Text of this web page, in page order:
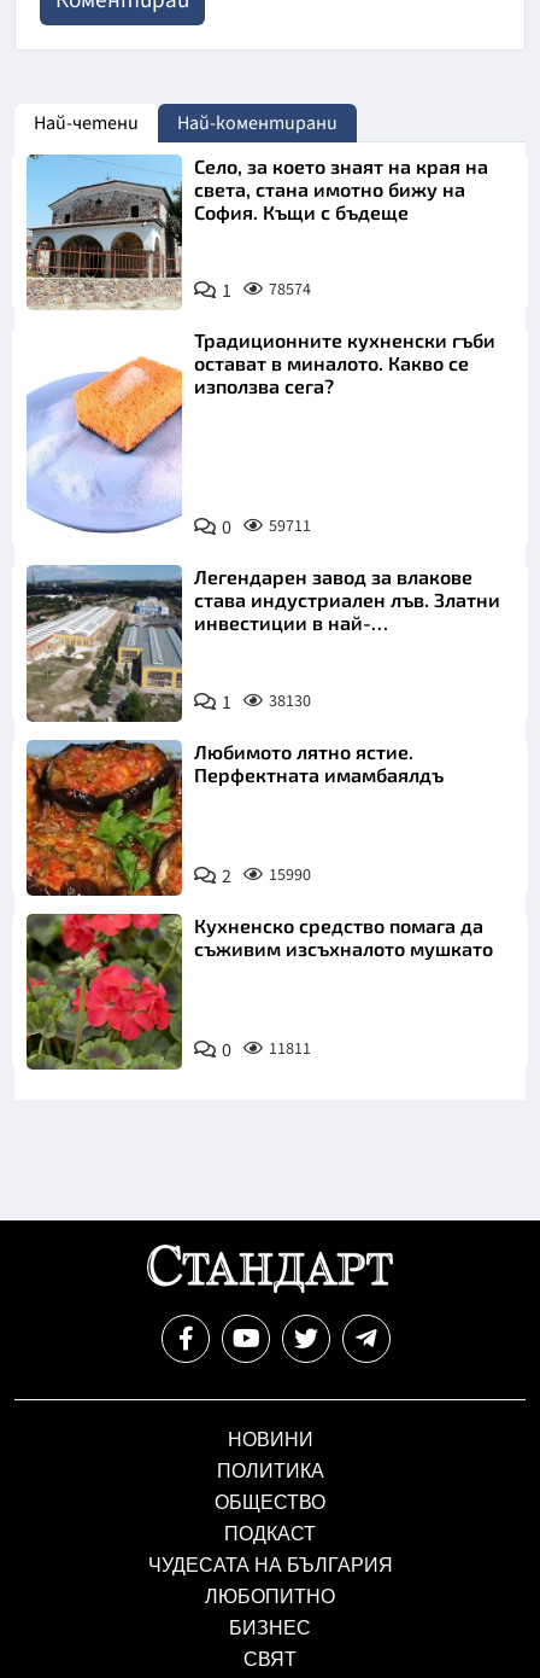
Най-четени Най-коментирани
Село, за което знаят на края на
света, стана имотно бижу на
София. Къщи с бъдеще
1 78574
Снимка:
Пиксабей
Традиционните кухненски гъби
остават в миналото. Какво се
използва сега?
0 59711
Легендарен завод за влакове
става индустриален лъв. Златни
инвестиции в най-
1 38130
Любимото лятно ястие.
Перфектната имамбаялдъ
2 15990
Кухненско средство помага да
съживим изсъхналото мушкато
0 11811
НОВИНИ
ПОЛИТИКА
ОБЩЕСТВО
ПОДКАСТ
ЧУДЕСАТА НА БЪЛГАРИЯ
ЛЮБОПИТНО
БИЗНЕС
СВЯТ